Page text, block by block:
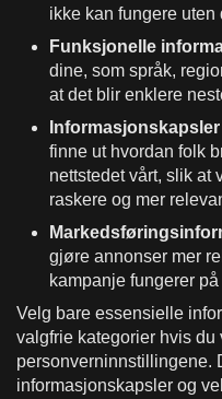
ikke kan fungere
Funksjonelle
dine, som språk,
at det blir enklere
finne ut hvordan folk
nettstedet vårt, slik at
raskere og mer
gjøre annonser mer
kampanje fungerer
Velg bare essensielle
valgfrie kategorier hvis du
personverninnstillingene.
informasjonskapsler og